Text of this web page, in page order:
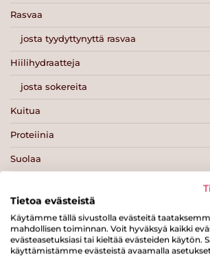
Rasvaa
josta tyydyttynyttä rasvaa
Hiilihydraatteja
josta sokereita
Kuitua
Proteiinia
Suolaa
Tulosta sivu Jaa tuote
Tietoa evästeistä
Käytämme tällä sivustolla evästeitä
mahdollisen toiminnan. Voit hyväksyä kaikki
evästeasetuksiasi tai kieltää evästeiden käytön.
käyttämistämme evästeistä avaamalla